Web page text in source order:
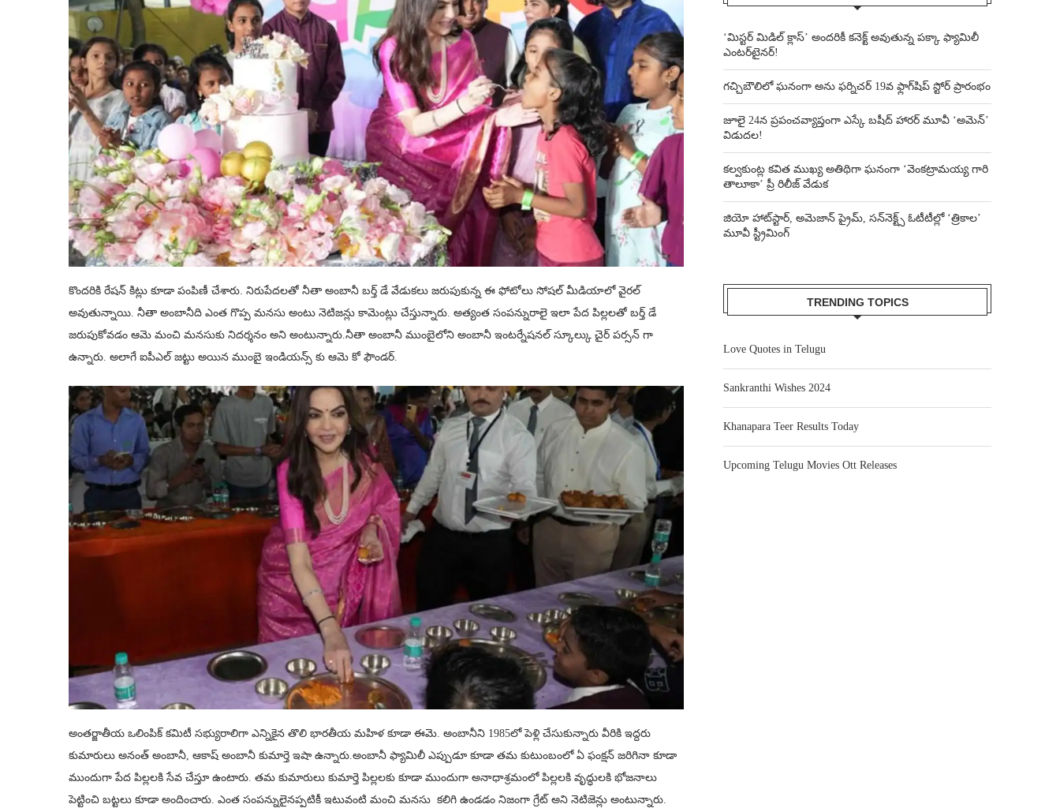
కొందరికి రేషన్ కిట్లు కూడా పంపిణీ చేశారు. నిరుపేదలతో నీతా అంబానీ బర్త్ డే వేడుకలు జరుపుకున్న ఈ ఫోటోలు సోషల్ మీడియాలో వైరల్
అవుతున్నాయి. నీతా అంబానీది ఎంత గొప్ప మనసు అంటు నెటిజన్లు కామెంట్లు చేస్తున్నారు. అత్యంత సంపన్నురాలై ఇలా పేద పిల్లలతో బర్త్ డే
జరుపుకోవడం ఆమె మంచి మనసుకు నిదర్శనం అని అంటున్నారు.నీతా అంబానీ ముంబైలోని అంబానీ ఇంటర్నేషనల్ స్కూల్కు చైర్ పర్సన్ గా
ఉన్నారు. అలాగే ఐపీఎల్ జట్టు అయిన ముంబై ఇండియన్స్ కు ఆమె కో ఫౌండర్.
అంతర్జాతీయ ఒలింపిక్ కమిటీ సభ్యురాలిగా ఎన్నికైన తొలి భారతీయ మహిళ కూడా ఈమె. అంబానీని 1985లో పెళ్లి చేసుకున్నారు వీరికి ఇద్దరు
కుమారులు అనంత్ అంబానీ, ఆకాష్ అంబానీ కుమార్తె ఇషా ఉన్నారు.అంబానీ ఫ్యామిలీ ఎప్పుడూ కూడా తమ కుటుంబంలో ఏ ఫంక్షన్ జరిగినా కూడా
ముందుగా పేద పిల్లలకి సేవ చేస్తూ ఉంటారు. తమ కుమారులు కుమార్తె పిల్లలకు కూడా ముందుగా అనాధాశ్రమంలో పిల్లలకి వృద్ధులకి భోజనాలు
పెట్టించి బట్టలు కూడా అందించారు. ఎంత సంపన్నులైనప్పటికీ ఇటువంటి మంచి మనసు కలిగి ఉండడం నిజంగా గ్రేట్ అని నెటిజెన్లు అంటున్నారు.
‘మిస్టర్ మిడిల్ క్లాస్’ అందరికీ కనెక్ట్ అవుతున్న పక్కా ఫ్యామిలీ
ఎంటర్‌టైనర్!
గచ్చిబౌలిలో ఘనంగా అను ఫర్నిచర్ 19వ ఫ్లాగ్‌షిప్ స్టోర్ ప్రారంభం
జూలై 24న ప్రపంచవ్యాప్తంగా ఎస్కే బషీద్‌ హారర్ మూవీ ‘అమెన్’
విడుదల!
కల్వకుంట్ల కవిత ముఖ్య అతిథిగా ఘనంగా ‘వెంకట్రామయ్య గారి
తాలూకా’ ప్రీ రిలీజ్ వేడుక
జియో హాట్‌స్టార్, అమెజాన్ ప్రైమ్, సన్‌నెక్ట్స్ ఓటీటీల్లో ‘త్రికాల’
మూవీ స్ట్రీమింగ్
TRENDING TOPICS
Love Quotes in Telugu
Sankranthi Wishes 2024
Khanapara Teer Results Today
Upcoming Telugu Movies Ott Releases